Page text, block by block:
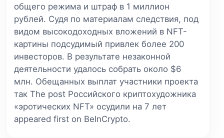
общего режима и штраф в 1 миллион
рублей. Судя по материалам следствия, под
видом высокодоходных вложений в NFT-
картины подсудимый привлек более 200
инвесторов. В результате незаконной
деятельности удалось собрать около $6
млн. Обещанных выплат участники проекта
так The post Российского криптохудожника
«эротических NFT» осудили на 7 лет
appeared first on BeInCrypto.